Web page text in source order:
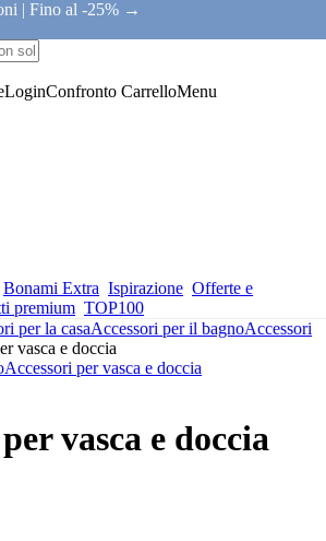
| Fino al -25% →
LoginConfronto CarrelloMenu
Bonami Extra Ispirazione Offerte e
premium TOP100
per la casaAccessori per il bagnoAccessori
vasca e doccia
Accessori per vasca e doccia
vasca e doccia